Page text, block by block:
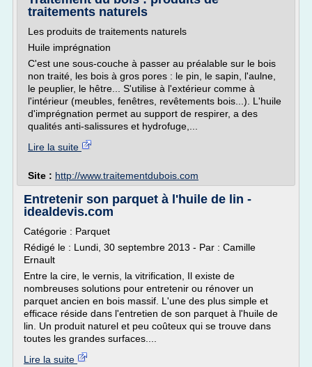
traitements naturels
Les produits de traitements naturels
Huile imprégnation
C'est une sous-couche à passer au préalable sur le bois
non traité, les bois à gros pores : le pin, le sapin, l'aulne,
le peuplier, le hêtre... S'utilise à l'extérieur comme à
l'intérieur (meubles, fenêtres, revêtements bois...). L'huile
d'imprégnation permet au support de respirer, a des
qualités anti-salissures et hydrofuge,...
Lire la suite
Site : http://www.traitementdubois.com
Entretenir son parquet à l'huile de lin -
idealdevis.com
Catégorie : Parquet
Rédigé le : Lundi, 30 septembre 2013 - Par : Camille
Ernault
Entre la cire, le vernis, la vitrification, Il existe de
nombreuses solutions pour entretenir ou rénover un
parquet ancien en bois massif. L'une des plus simple et
efficace réside dans l'entretien de son parquet à l'huile de
lin. Un produit naturel et peu coûteux qui se trouve dans
toutes les grandes surfaces....
Lire la suite